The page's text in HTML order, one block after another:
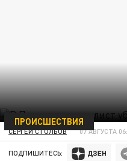
ПРОИСШЕСТВИЯ
СЕРГЕЙ СТОЛБОВ 07 АВГУСТА
ПОДПИШИТЕСЬ: